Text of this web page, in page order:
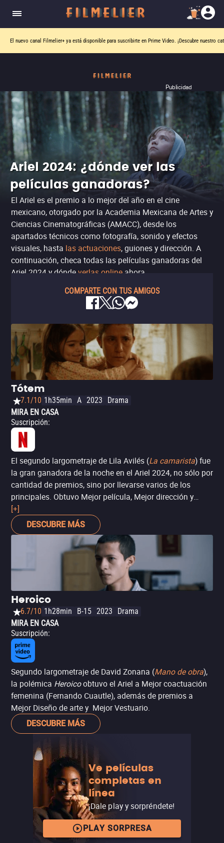
El nuevo canal Filmelier+ ya está disponible para suscribirte en Prime Video. ¡Descubre nuestro
Publicidad
Ariel 2024: ¿dónde ver las
películas ganadoras?
El Ariel es el premio a lo mejor del año en el cine
mexicano, otorgado por la Academia Mexicana de Artes y
Ciencias Cinematográficas (AMACC), desde los
apartados técnicos como fotografía, sonido y efectos
visuales, hasta las actuaciones, guiones y dirección. A
continuación, checa todas las películas ganadoras del
Ariel 2024 y dóndeverlas online ahora.
COMPARTE CON TUS AMIGOS
Tótem
7.1/10 1h35min A 2023
Drama
MIRA EN CASA
Suscripción:
El segundo largometraje de Lila Avilés (La camarista) fue
la gran ganadora de la noche en el Ariel 2024, no sólo por
cantidad de premios, sino por llevarse varios de los
principales. Obtuvo Mejor película, Mejor dirección y
Mejor guión original (tres para Avilés), Revelación actoral
(la pequeña Naíma Sentíes), además de un inusual
empate en la categoría de Mejor coactuación femenina
(Montserrat Marañón).
[+]
DESCUBRE MÁS
Heroico
6.7/10 1h28min B-15 2023
Drama
MIRA EN CASA
Suscripción:
Segundo largometraje de David Zonana (Mano de obra),
la polémica Heroicoobtuvo el Ariel a Mejor coactuación
femenina (Fernando Cuautle), además de premios a
Mejor Diseño de arte y Mejor Vestuario.
DESCUBRE MÁS
Ve películas
completas en
línea
¡Dale play y sorpréndete!
PLAY SORPRESA